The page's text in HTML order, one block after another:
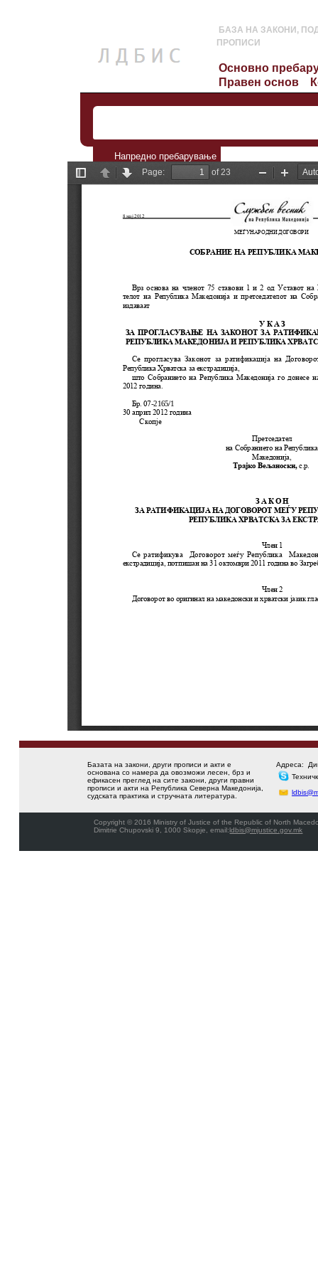
БАЗА НА ЗАКОНИ,
ПРОПИСИ
Базата на закони, други прописи и акти е
основана со намера да овозможи лесен, брз и
ефикасен преглед на сите закони, други правни
прописи и акти на Република Северна Македонија,
судската практика и стручната литература.
Адреса:
Copyright © 2016 Ministry of Justice of the Republic of North
Dimitrie Chupovski 9, 1000 Skopje, email:ldbis@mjustice.gov.mk